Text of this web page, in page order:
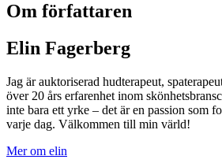
Om författaren
Elin Fagerberg
Jag är auktoriserad hudterapeut,
över 20 års erfarenhet inom
inte bara ett yrke – det är en passion som
varje dag. Välkommen till min värld!
Mer om elin